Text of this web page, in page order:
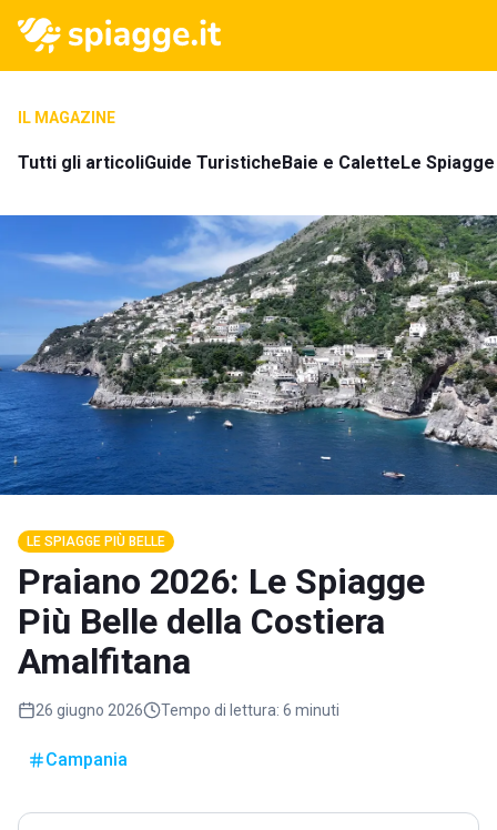
IL MAGAZINE
Tutti gli articoliGuide TuristicheBaie e CaletteLe
LE SPIAGGE PIÙ BELLE
Praiano 2026: Le Spiagge
Più Belle della Costiera
Amalfitana
26 giugno 2026 Tempo di lettura: 6 minuti
Campania